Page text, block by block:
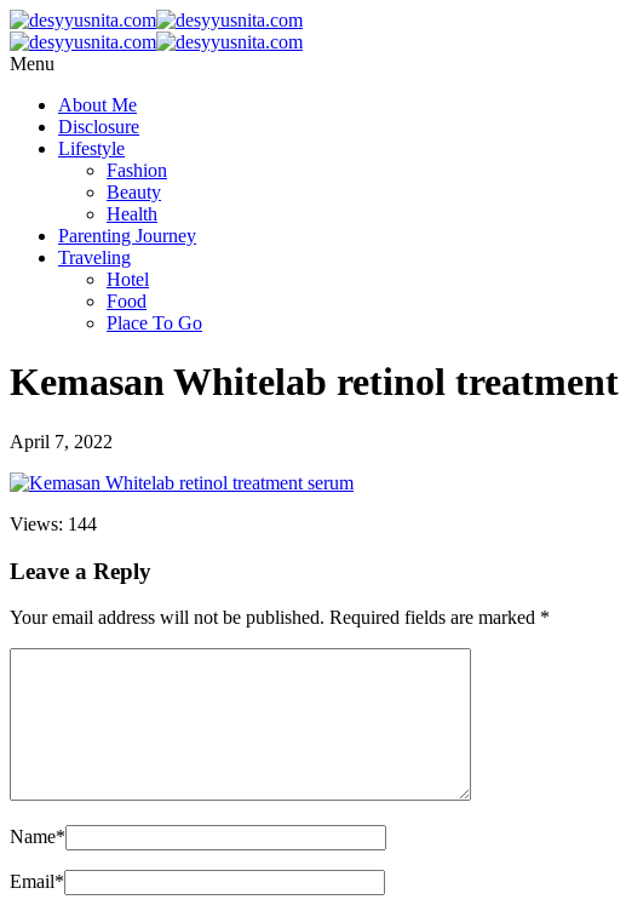
Menu
About Me
Disclosure
Lifestyle
Fashion
Beauty
Health
Parenting Journey
Traveling
Hotel
Food
Place To Go
Kemasan Whitelab retinol treatment
April 7, 2022
Views: 144
Leave a Reply
Your email address will not be published. Required fields are marked *
Name*
Email*